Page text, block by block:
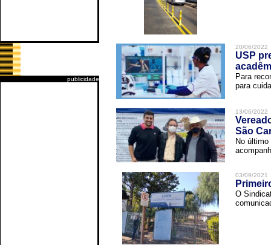
publicidade
20/06/2022
USP
Para
para
13/06/2022
São
No
03/09/2021
O